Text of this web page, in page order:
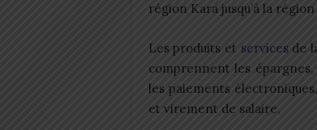
région Kara jusqu’à la
Les produits et servicesde
comprennent les
les paiements
et virement de salaire.